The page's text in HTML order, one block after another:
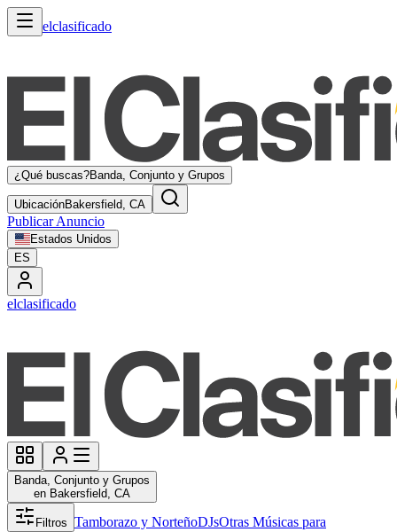
elclasificado
¿Qué buscas?Banda, Conjunto y Grupos
UbicaciónBakersfield, CA
Publicar Anuncio
Estados Unidos
ES
elclasificado
Banda, Conjunto y Grupos
en Bakersfield, CA
Filtros Tamborazo y NorteñoDJsOtras Músicas para